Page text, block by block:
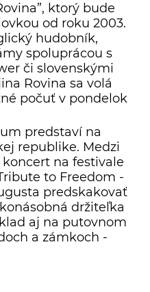
ktorý bude
od roku 2003.
hudobník,
spoluprácou s
či slovenskými
Rovina sa volá
počuť v pondelok
predstaví na
republike. Medzi
na festivale
to Freedom -
predskakovať
držiteľka
aj na putovnom
a zámkoch -